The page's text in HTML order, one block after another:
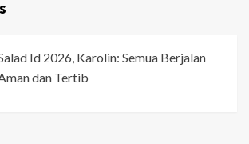
Id 2026, Karolin: Semua Berjalan
dan Tertib